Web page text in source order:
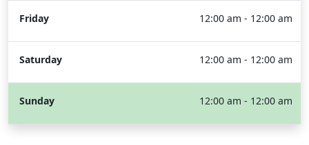
Friday 12:00 am - 12:00 am
Saturday 12:00 am - 12:00 am
Sunday 12:00 am - 12:00 am